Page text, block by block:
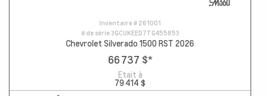
Inventaire # 261001
# de série3GCUKEED7TG455853
Chevrolet Silverado 1500 RST 2026
66 737 $*
Etait à
79 414 $